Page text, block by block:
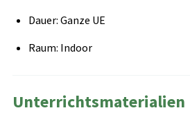
Dauer: Ganze UE
Raum: Indoor
Unterrichtsmaterialien